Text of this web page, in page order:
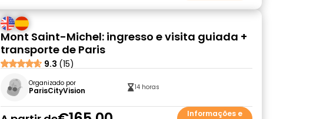
Mont Saint-Michel: ingresso e visita guiada +
transporte de Paris
9.3 (15)
Organizado por
ParisCityVision 14 horas
Informações e